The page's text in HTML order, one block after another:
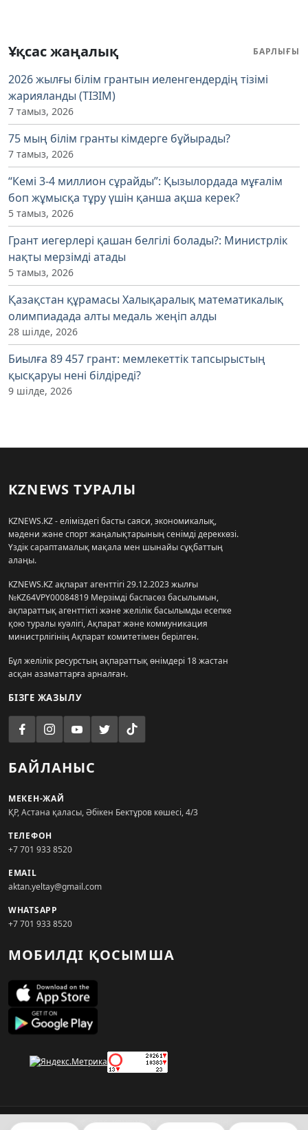
Ұқсас жаңалық БАРЛЫҒЫ
2026 жылғы білім грантын иеленгендердің тізімі
жарияланды (ТІЗІМ)
7 тамыз, 2026
75 мың білім гранты кімдерге бұйырады?
7 тамыз, 2026
“Кемі 3-4 миллион сұрайды”: Қызылордада мұғалім
боп жұмысқа тұру үшін қанша ақша керек?
5 тамыз, 2026
Грант иегерлері қашан белгілі болады?: Министрлік
нақты мерзімді атады
5 тамыз, 2026
Қазақстан құрамасы Халықаралық математикалық
олимпиадада алты медаль жеңіп алды
28 шілде, 2026
Биылға 89 457 грант: мемлекеттік тапсырыстың
қысқаруы нені білдіреді?
9 шілде, 2026
KZNEWS ТУРАЛЫ
KZNEWS.KZ - еліміздегі басты саяси, экономикалық,
мәдени және спорт жаңалықтарының сенімді дереккөзі.
Үздік сараптамалық мақала мен шынайы сұқбаттың
алаңы.
KZNEWS.KZ ақпарат агенттігі 29.12.2023 жылғы
№KZ64VPY00084819 Мерзімді баспасөз басылымын,
ақпараттық агенттікті және желілік басылымды есепке
қою туралы куәлігі, Ақпарат және коммуникация
министрлігінің Ақпарат комитетімен берілген.
Бұл желілік ресурстың ақпараттық өнімдері 18 жастан
асқан азаматтарға арналған.
БІЗГЕ ЖАЗЫЛУ
БАЙЛАНЫС
МЕКЕН-ЖАЙ
ҚР, Астана қаласы, Әбікен Бектұров көшесі, 4/3
ТЕЛЕФОН
+7 701 933 8520
EMAIL
aktan.yeltay@gmail.com
WHATSAPP
+7 701 933 8520
МОБИЛДІ ҚОСЫМША
© 2026. KZNEWS.KZ ақпарат агенттігі